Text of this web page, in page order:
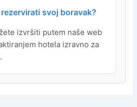
svoj boravak?
izvršiti putem naše web
hotela izravno za